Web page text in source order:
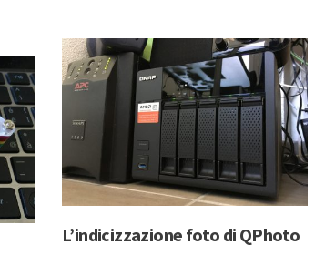
L’indicizzazione foto di QPhoto